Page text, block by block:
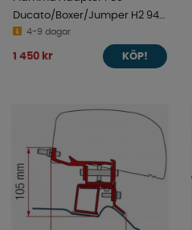
Ducato/Boxer/Jumper H2 94-
06 4-9 dagar
1 450 kr KÖP!